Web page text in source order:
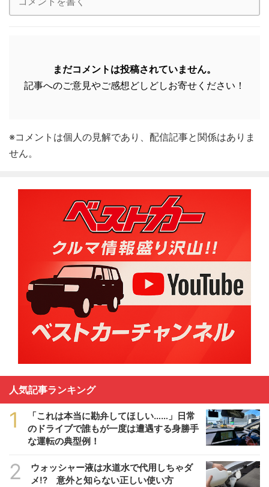
まだコメントは投稿されていません。
記事へのご意見やご感想どしどしお寄せください！
※コメントは個人の見解であり、配信記事と関係はありま
せん。
人気記事ランキング
1
「これは本当に勘弁してほしい……」日常
のドライブで誰もが一度は遭遇する身勝手
な運転の典型例！
2
ウォッシャー液は水道水で代用しちゃダ
メ!? 意外と知らない正しい使い方